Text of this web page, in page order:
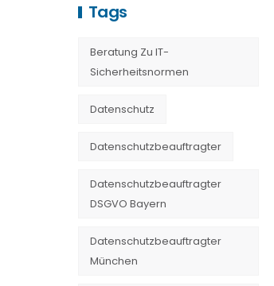
Tags
Beratung Zu IT-
Sicherheitsnormen
Datenschutz
Datenschutzbeauftragter
Datenschutzbeauftragter
DSGVO Bayern
Datenschutzbeauftragter
München